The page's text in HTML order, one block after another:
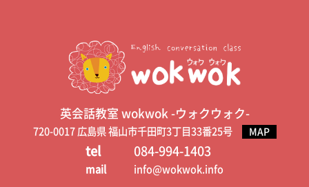
英会話教室 wokwok -ウォクウォク-
720-0017 広島県 福山市千田町3丁目33番25号 MAP
tel 084-994-1403
mail info@wokwok.info